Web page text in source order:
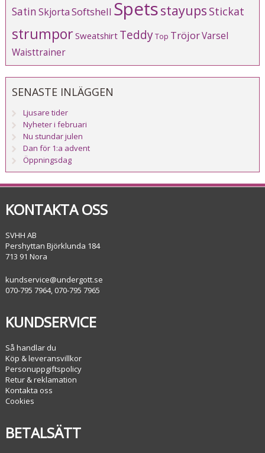
SatinSkjortaSoftshell Spetsstayups Stickat
strumporSweatshirt TeddyTop TröjorVarsel
Waisttrainer
SENASTE INLÄGGEN
Ljusare tider
Nyheter i februari
Nu stundar julen
Dan för 1:a advent
Öppningsdag
KONTAKTA OSS
SVHH AB
Pershyttan Björklunda 184
713 91 Nora
kundservice@undergott.se
070-795 7964, 070-795 7965
KUNDSERVICE
Så handlar du
Köp & leveransvillkor
Personuppgiftspolicy
Retur & reklamation
Kontakta oss
Cookies
BETALSÄTT